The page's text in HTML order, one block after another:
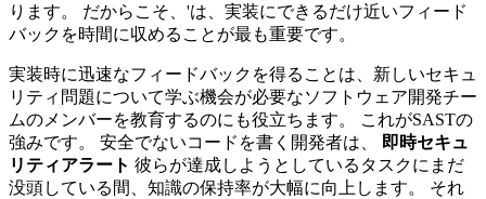
ります。 だからこそ、'は、実装にできるだけ近いフィード
バックを時間に収めることが最も重要です。
実装時に迅速なフィードバックを得ることは、新しいセキュ
リティ問題について学ぶ機会が必要なソフトウェア開発チー
ムのメンバーを教育するのにも役立ちます。 これがSASTの
強みです。 安全でないコードを書く開発者は、
即時セキュ
リティアラート 彼らが達成しようとしているタスクにまだ
没頭している間、知識の保持率が大幅に向上します。 それ